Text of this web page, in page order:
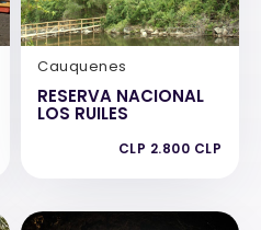
Cauquenes
RESERVA NACIONAL
LOS RUILES
CLP 2.800 CLP